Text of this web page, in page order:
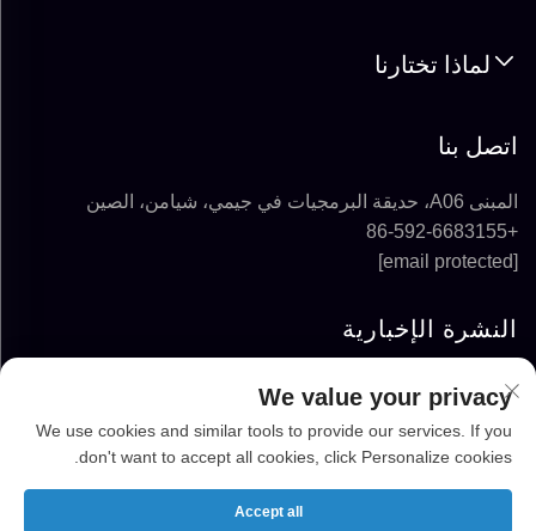
لماذا تختارنا
اتصل بنا
المبنى A06، حديقة البرمجيات في جيمي، شيامن، الصين
+86-592-6683155
[email protected]
النشرة الإخبارية
الاشتراك
SUPER SOLAR ENERGY TECHNOLOGY CO.,
We value your privacy
We use cookies and similar tools to provide our services. If you
don't want to accept all cookies, click Personalize cookies.
Accept all